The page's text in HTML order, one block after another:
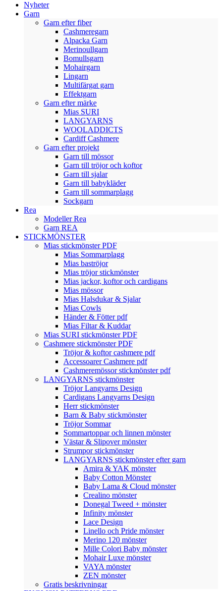
Nyheter
Garn
Garn efter fiber
Cashmeregarn
Alpacka Garn
Merinoullgarn
Bomullsgarn
Mohairgarn
Lingarn
Multifärgat garn
Effektgarn
Garn efter märke
Mias SURI
LANGYARNS
WOOLADDICTS
Cardiff Cashmere
Garn efter projekt
Garn till mössor
Garn till tröjor och koftor
Garn till sjalar
Garn till babykläder
Garn till sommarplagg
Sockgarn
Rea
Modeller Rea
Garn REA
STICKMÖNSTER
Mias stickmönster PDF
Mias Sommarplagg
Mias baströjor
Mias tröjor stickmönster
Mias jackor, koftor och cardigans
Mias mössor
Mias Halsdukar & Sjalar
Mias Cowls
Händer & Fötter pdf
Mias Filtar & Kuddar
Mias SURI stickmönster PDF
Cashmere stickmönster PDF
Tröjor & koftor cashmere pdf
Accessoarer Cashmere pdf
Cashmeremössor stickmönster pdf
LANGYARNS stickmönster
Tröjor Langyarns Design
Cardigans Langyarns Design
Herr stickmönster
Barn & Baby stickmönster
Tröjor Sommar
Sommartoppar och linnen mönster
Västar & Slipover mönster
Strumpor stickmönster
LANGYARNS stickmönster efter garn
Amira & YAK mönster
Baby Cotton Mönster
Baby Lama & Cloud mönster
Crealino mönster
Donegal Tweed + mönster
Infinity mönster
Lace Design
Linello och Pride mönster
Merino 120 mönster
Mille Colori Baby mönster
Mohair Luxe mönster
VAYA mönster
ZEN mönster
Gratis beskrivningar